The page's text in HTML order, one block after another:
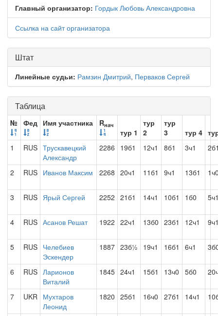
Главный организатор: Гордык Любовь Александровна
Ссылка на сайт организатора
Штат
Линейные судьи: Рамзин Дмитрий, Перваков Сергей
Таблица
№ Фед Имя участника Rнач
тур 1
тур
2
тур
3
тур 4
1
RUS Трускавецкий
Александр
2286 19б1 12ч1 8б1 3ч1
2 RUS Иванов Максим 2268 20ч1 11б1 9ч1 13б1
3 RUS Ярый Сергей 2252 21б1 14ч1 10б1 1б0
4 RUS Асанов Решат 1922 22ч1 13б0 23б1 12ч1
5 RUS Челебиев
Эскендер
1887 23б½ 19ч1 16б1 6ч1
6 RUS Ларионов
Виталий
1845 24ч1 15б1 13ч0 5б0
7 UKR Мухтаров
Леонид
1820 25б1 16ч0 27б1 14ч1